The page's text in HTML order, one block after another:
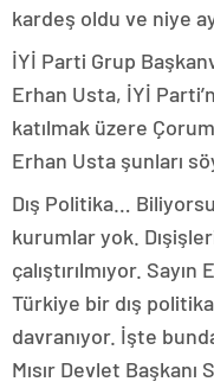
kardeş oldu ve niye
İYİ Parti Grup
Erhan Usta, İYİ
katılmak üzere
Erhan Usta şunları
Dış Politika…
kurumlar yok.
çalıştırılmıyor.
Türkiye bir dış
davranıyor. İşte
Mısır Devlet